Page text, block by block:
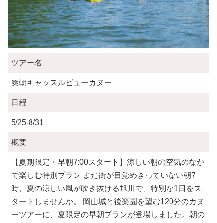
ツアー名
爽朝キャッスルビューカヌー
日程
5/25-8/31
概要
【夏期限定・早朝7:00スタート】涼しい朝の空気のなか
で楽しむ特別プラン まだ街が目覚めきっていない朝7
時。夏の涼しい風が吹き抜ける旭川で、特別な1日をス
タートしませんか。 岡山城と後楽園を望む120分のカヌ
ーツアーに、夏限定の早朝プランが登場しました。朝の